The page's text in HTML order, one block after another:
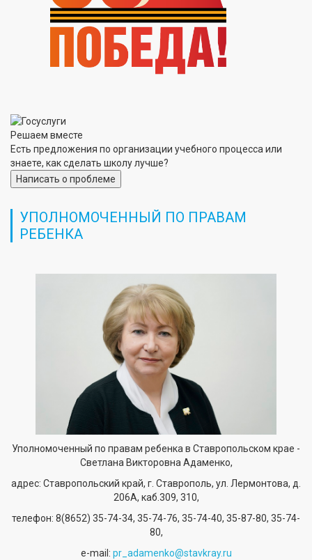
Решаем вместе
Есть предложения по организации учебного процесса или
знаете, как сделать школу лучше?
Написать о проблеме
УПОЛНОМОЧЕННЫЙ ПО ПРАВАМ
РЕБЕНКА
Уполномоченный по правам ребенка в Ставропольском крае -
Светлана Викторовна Адаменко,
адрес: Ставропольский край, г. Ставрополь, ул. Лермонтова, д.
206А, каб.309, 310,
телефон: 8(8652) 35-74-34, 35-74-76, 35-74-40, 35-87-80, 35-74-
80,
е-mail: pr_adamenko@stavkray.ru